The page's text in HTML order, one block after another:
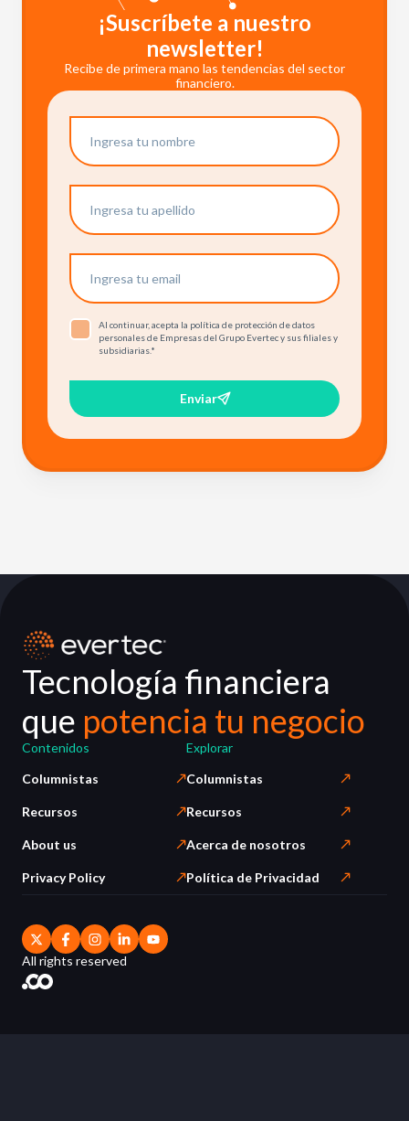
¡Suscríbete a nuestro
newsletter!
Recibe de primera mano las tendencias del sector
financiero.
Al continuar, acepta la política de protección de datos
personales de Empresas del Grupo Evertec y sus filiales y
subsidiarias.*
Enviar
Tecnología financiera
que potencia tu negocio
Contenidos
Columnistas
Recursos
About us
Privacy Policy
Explorar
Columnistas
Recursos
Acerca de nosotros
Política de Privacidad
All rights reserved